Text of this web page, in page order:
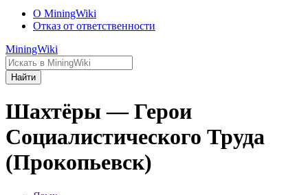
О MiningWiki
Отказ от ответственности
MiningWiki
Найти
Шахтёры — Герои
Социалистического Труда
(Прокопьевск)